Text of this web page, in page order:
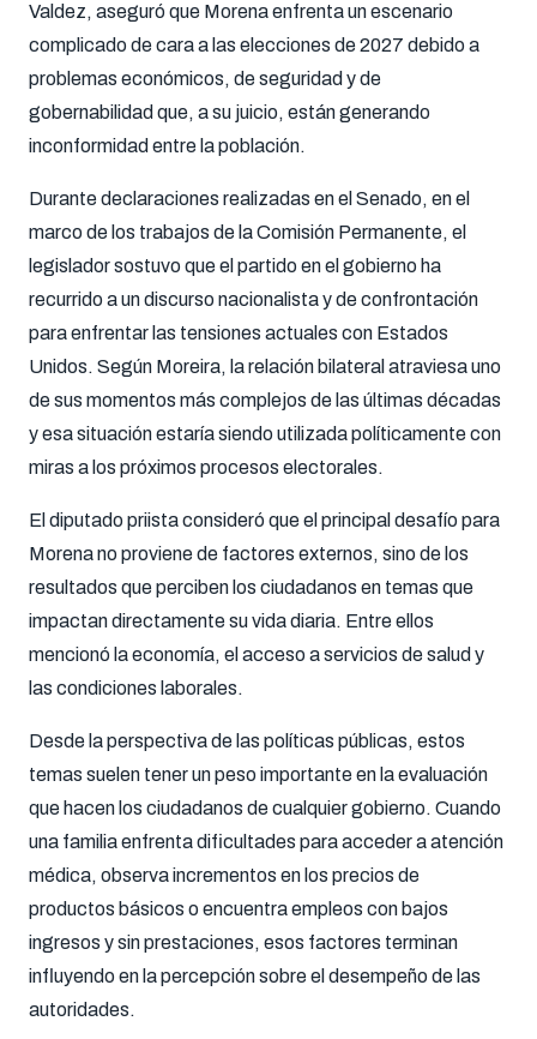
Valdez, aseguró que Morena enfrenta un escenario
complicado de cara a las elecciones de 2027 debido a
problemas económicos, de seguridad y de
gobernabilidad que, a su juicio, están generando
inconformidad entre la población.
Durante declaraciones realizadas en el Senado, en el
marco de los trabajos de la Comisión Permanente, el
legislador sostuvo que el partido en el gobierno ha
recurrido a un discurso nacionalista y de confrontación
para enfrentar las tensiones actuales con Estados
Unidos. Según Moreira, la relación bilateral atraviesa uno
de sus momentos más complejos de las últimas décadas
y esa situación estaría siendo utilizada políticamente con
miras a los próximos procesos electorales.
El diputado priista consideró que el principal desafío para
Morena no proviene de factores externos, sino de los
resultados que perciben los ciudadanos en temas que
impactan directamente su vida diaria. Entre ellos
mencionó la economía, el acceso a servicios de salud y
las condiciones laborales.
Desde la perspectiva de las políticas públicas, estos
temas suelen tener un peso importante en la evaluación
que hacen los ciudadanos de cualquier gobierno. Cuando
una familia enfrenta dificultades para acceder a atención
médica, observa incrementos en los precios de
productos básicos o encuentra empleos con bajos
ingresos y sin prestaciones, esos factores terminan
influyendo en la percepción sobre el desempeño de las
autoridades.